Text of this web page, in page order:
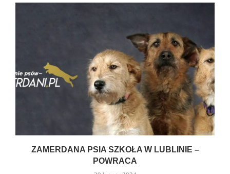
ZAMERDANA PSIA SZKOŁA W LUBLINIE –
POWRACA